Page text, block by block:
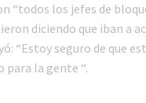
“todos los jefes de
diciendo que iban a
“Estoy seguro de que
para la gente “.